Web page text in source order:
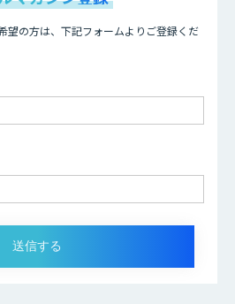
望の方は、下記フォームよりご登録くだ